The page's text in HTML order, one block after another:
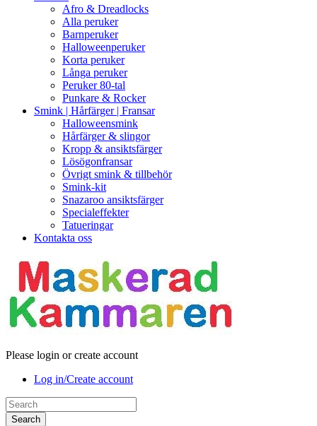
Afro & Dreadlocks
Alla peruker
Barnperuker
Halloweenperuker
Korta peruker
Långa peruker
Peruker 80-tal
Punkare & Rocker
Smink | Hårfärger | Fransar
Halloweensmink
Hårfärger & slingor
Kropp & ansiktsfärger
Lösögonfransar
Övrigt smink & tillbehör
Smink-kit
Snazaroo ansiktsfärger
Specialeffekter
Tatueringar
Kontakta oss
Please login or create account
Log in/Create account
Search